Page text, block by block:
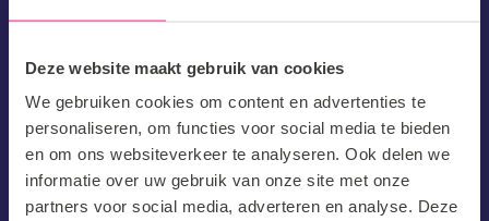
Deze website maakt gebruik van cookies
We gebruiken cookies om content en advertenties te
personaliseren, om functies voor social media te bieden
en om ons websiteverkeer te analyseren. Ook delen we
informatie over uw gebruik van onze site met onze
partners voor social media, adverteren en analyse. Deze
je jouw gegevens achterlaat zullen wij binnen 2 werkdagen
contact opnemen. Tot snel!
Voornaam
(Vereist)